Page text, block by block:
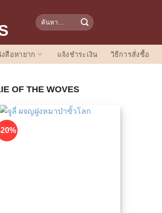
ค้นหา:
สือหายาก แจ้งชำระเงิน วิธีการสั่งซื้อ
OF THE WOVES